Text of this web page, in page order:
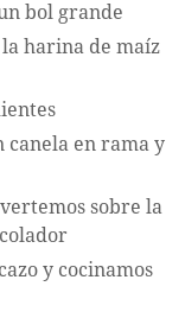
bol grande
harina de maíz
canela en rama y
sobre la
y cocinamos